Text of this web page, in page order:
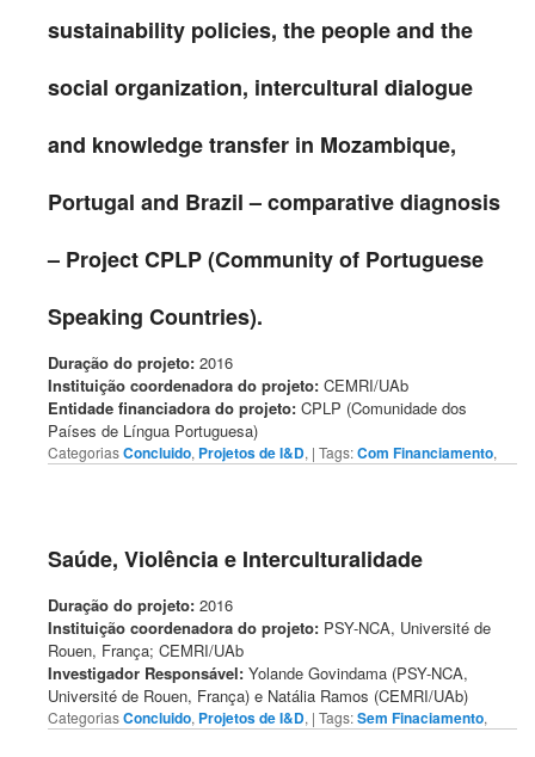
sustainability policies, the people and the
social organization, intercultural dialogue
and knowledge transfer in Mozambique,
Portugal and Brazil – comparative diagnosis
– Project CPLP (Community of Portuguese
Speaking Countries).
Duração do projeto:2016
Instituição coordenadora do projeto:CEMRI/UAb
Entidade financiadora do projeto:CPLP (Comunidade dos
Países de Língua Portuguesa)
CategoriasConcluido, Projetos de I&D, | Tags:Com Financiamento,
Saúde, Violência e Interculturalidade
Duração do projeto:2016
Instituição coordenadora do projeto: PSY-NCA, Université de
Rouen, França; CEMRI/UAb
Investigador Responsável:Yolande Govindama (PSY-NCA,
Université de Rouen, França) e Natália Ramos (CEMRI/UAb)
CategoriasConcluido, Projetos de I&D, | Tags:Sem Finaciamento,